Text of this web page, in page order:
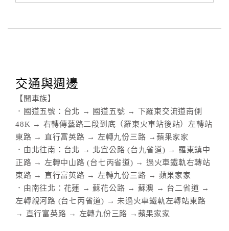
交通與週邊
【開車族】
．國道五號：台北 → 國道五號 → 下羅東交流道南側
48K → 右轉傳藝路二段到底（羅東火車站後站）左轉站
東路 → 直行富英路 → 左轉九份三路 →蘋果家家
．由北往南：台北 → 北宜公路 (台九省道) → 羅東鎮中
正路 → 左轉中山路 (台七丙省道) → 過火車鐵軌右轉站
東路 → 直行富英路 → 左轉九份三路 → 蘋果家家
．由南往北：花蓮 → 蘇花公路 → 蘇澳 → 台二省道 →
左轉親河路 (台七丙省道) → 未過火車鐵軌左轉站東路
→ 直行富英路 → 左轉九份三路 →蘋果家家